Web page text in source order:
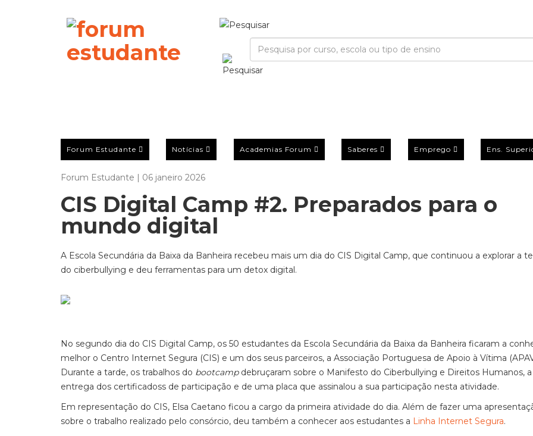
Forum Estudante Notícias Academias Forum Saberes Emprego Ens.
Forum Estudante | 06 janeiro 2026
CIS Digital Camp #2. Preparados para o
mundo digital
A Escola Secundária da Baixa da Banheira recebeu mais um dia do CIS Digital Camp, que continuou a explorar a
do ciberbullying e deu ferramentas para um detox digital.
No segundo dia do CIS Digital Camp, os 50 estudantes da Escola Secundária da Baixa da Banheira ficaram a
melhor o Centro Internet Segura (CIS) e um dos seus parceiros, a Associação Portuguesa de Apoio à Vítima
Durante a tarde, os trabalhos do bootcampdebruçaram sobre o Manifesto do Ciberbullying e Direitos Humanos, a
entrega dos certificadoss de participação e de uma placa que assinalou a sua participação nesta atividade.
Em representação do CIS, Elsa Caetano ficou a cargo da primeira atividade do dia. Além de fazer uma
sobre o trabalho realizado pelo consórcio, deu também a conhecer aos estudantes a Linha Internet Segura.